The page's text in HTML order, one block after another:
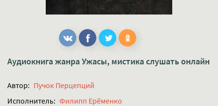
Аудиокнига жанра Ужасы, мистика слушать онлайн
Автор: Пучок Перцепций
Исполнитель: Филипп Ерёменко